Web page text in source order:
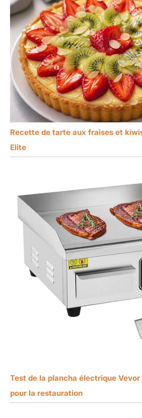
Recette de tarte aux fraises et
Elite
Test de la plancha électrique
pour la restauration